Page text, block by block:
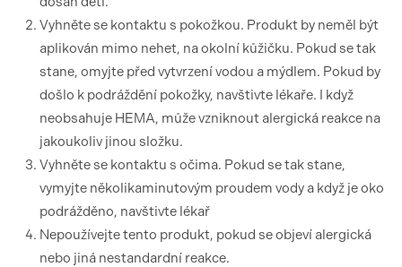
Vyhněte se kontaktu s pokožkou. Produkt by neměl být
aplikován mimo nehet, na okolní kůžičku. Pokud se tak
stane, omyjte před vytvrzení vodou a mýdlem. Pokud by
došlo k podráždění pokožky, navštivte lékaře. I když
neobsahuje HEMA, může vzniknout alergická reakce na
jakoukoliv jinou složku.
Vyhněte se kontaktu s očima. Pokud se tak stane,
vymyjte několikaminutovým proudem vody a když je oko
podrážděno, navštivte lékař
Nepoužívejte tento produkt, pokud se objeví alergická
nebo jiná nestandardní reakce.